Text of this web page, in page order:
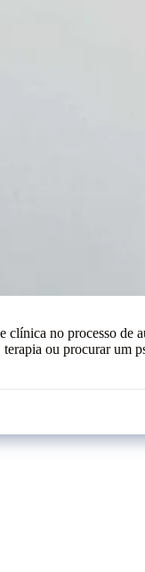
clínica no processo de
ou procurar um